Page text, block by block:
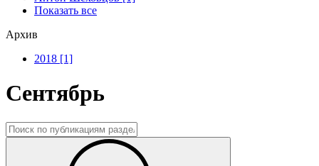
Показать все
Архив
2018 [1]
Сентябрь